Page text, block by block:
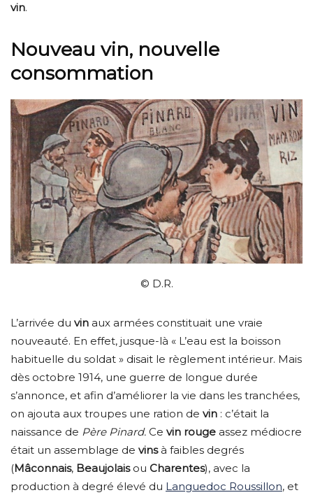
vin.
Nouveau vin, nouvelle
consommation
© D.R.
L’arrivée du vin aux armées constituait une vraie
nouveauté. En effet, jusque-là « L’eau est la boisson
habituelle du soldat » disait le règlement intérieur. Mais
dès octobre 1914, une guerre de longue durée
s’annonce, et afin d’améliorer la vie dans les tranchées,
on ajouta aux troupes une ration de vin : c’était la
naissance de Père Pinard. Ce vin rouge assez médiocre
était un assemblage de vinsà faibles degrés
(Mâconnais, Beaujolaisou Charentes), avec la
production à degré élevé du Languedoc Roussillon, et